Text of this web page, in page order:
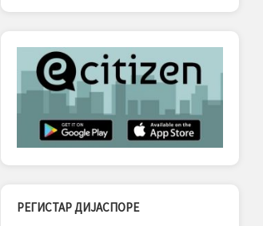
РЕГИСТАР ДИЈАСПОРЕ